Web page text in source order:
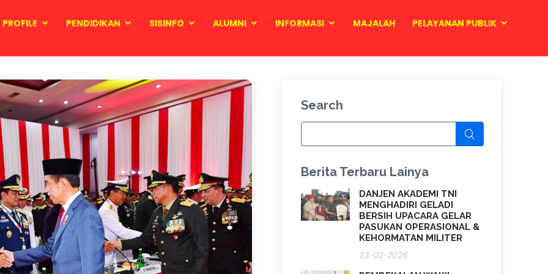
PROFILE PENDIDIKAN SISINFO ALUMNI INFORMASI MAJALAH PELAYANAN PUBLIK
Search
Berita Terbaru Lainya
DANJEN AKADEMI TNI
MENGHADIRI GELADI
BERSIH UPACARA GELAR
PASUKAN OPERASIONAL &
KEHORMATAN MILITER
23-02-2026